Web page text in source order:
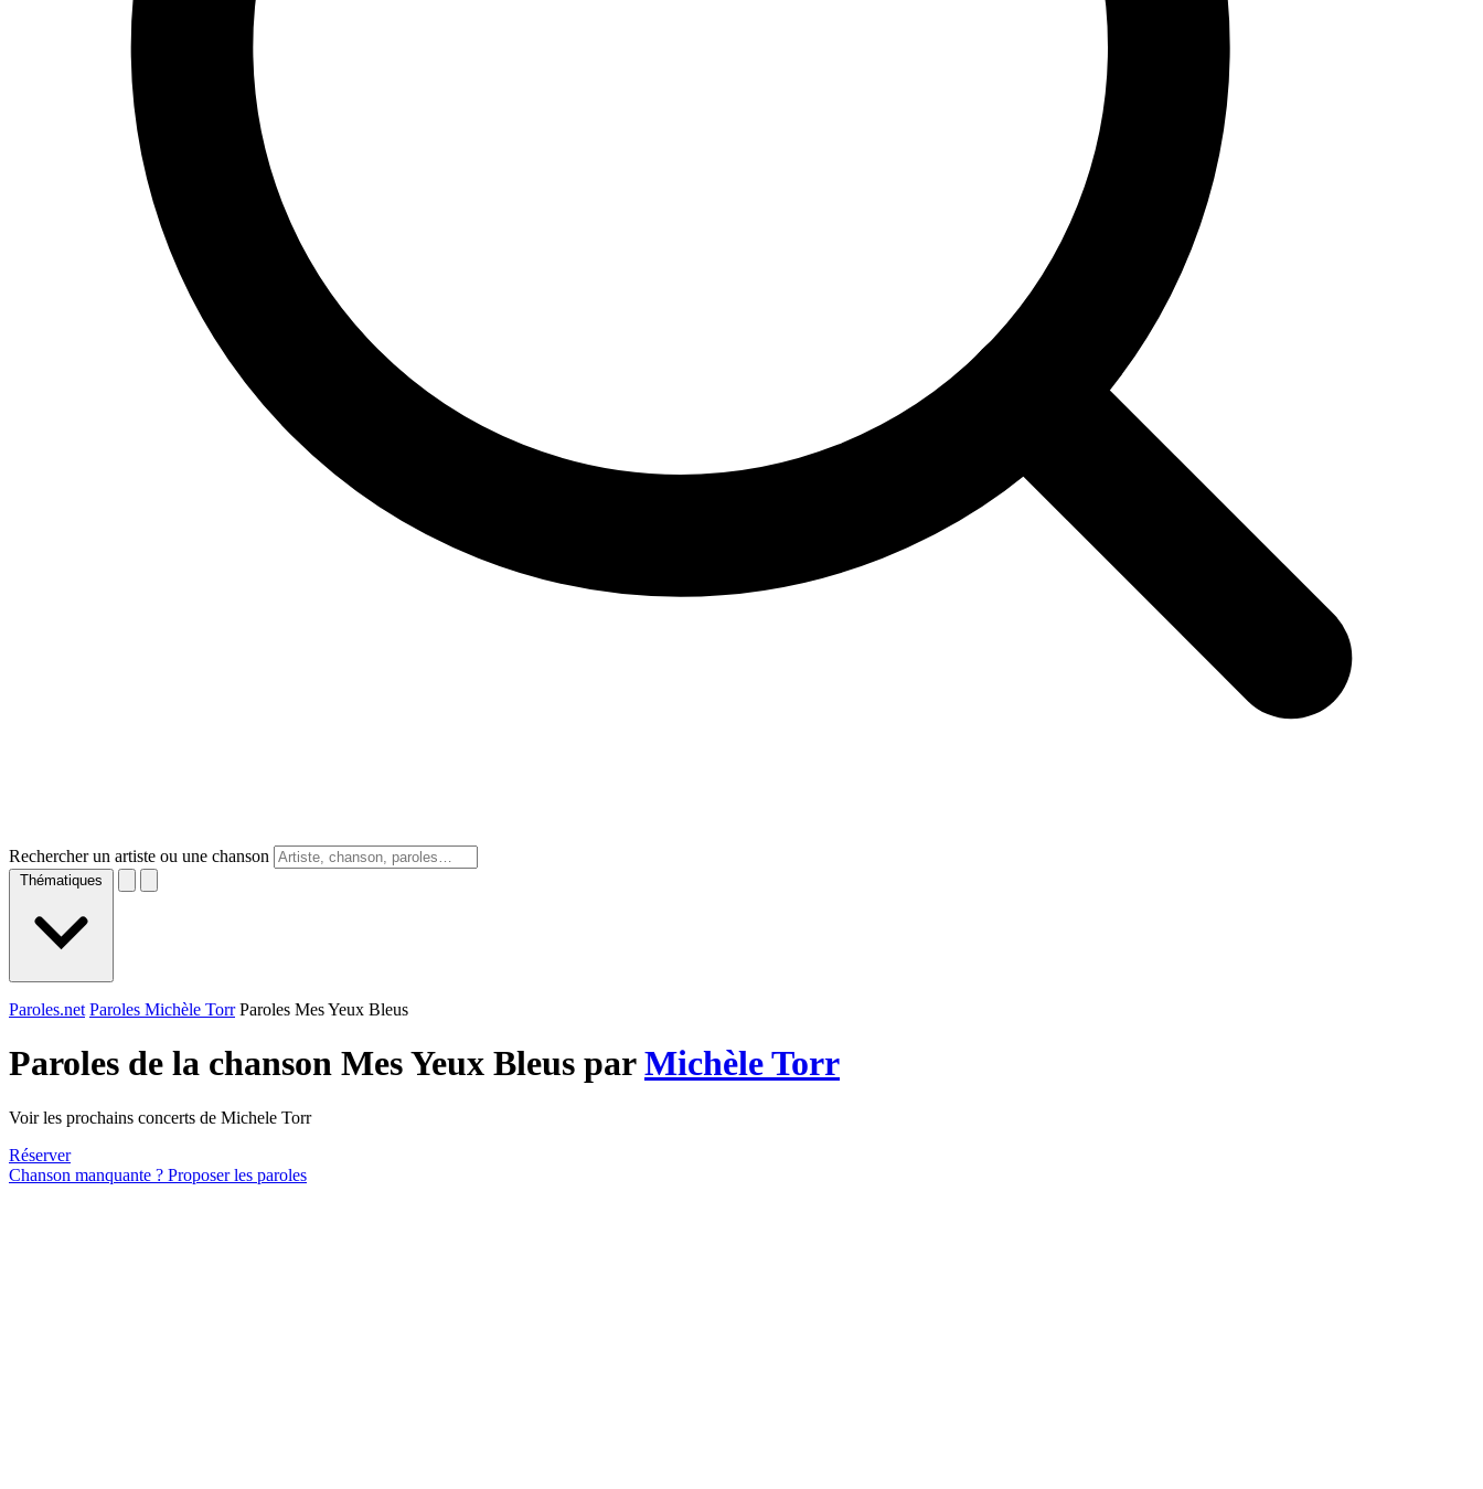
Rechercher un artiste ou une chanson
Thématiques
Paroles.net Paroles Michèle Torr Paroles Mes Yeux Bleus
Paroles de la chanson Mes Yeux Bleus parMichèle Torr
Voir les prochains concerts de Michele Torr
Réserver
Chanson manquante ? Proposer les paroles